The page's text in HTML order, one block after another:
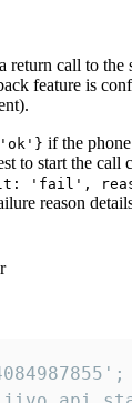
return call to the
feature is
if the
to start the call
'fail',
reason